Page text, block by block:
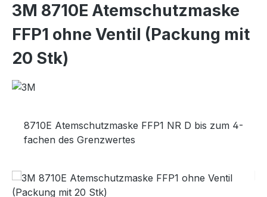
3M 8710E Atemschutzmaske
FFP1 ohne Ventil (Packung mit
20 Stk)
8710E Atemschutzmaske FFP1 NR D bis zum 4-
fachen des Grenzwertes
Bildergalerie überspringen